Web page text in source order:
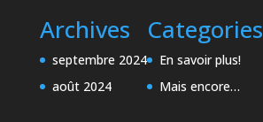
Archives
septembre 2024
août 2024
Categories
En savoir plus!
Mais encore…